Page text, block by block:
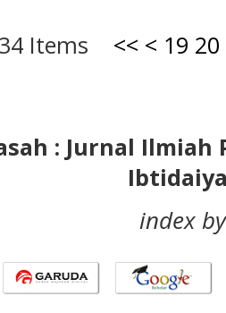
Items << < 19 20
: Jurnal Ilmiah
index